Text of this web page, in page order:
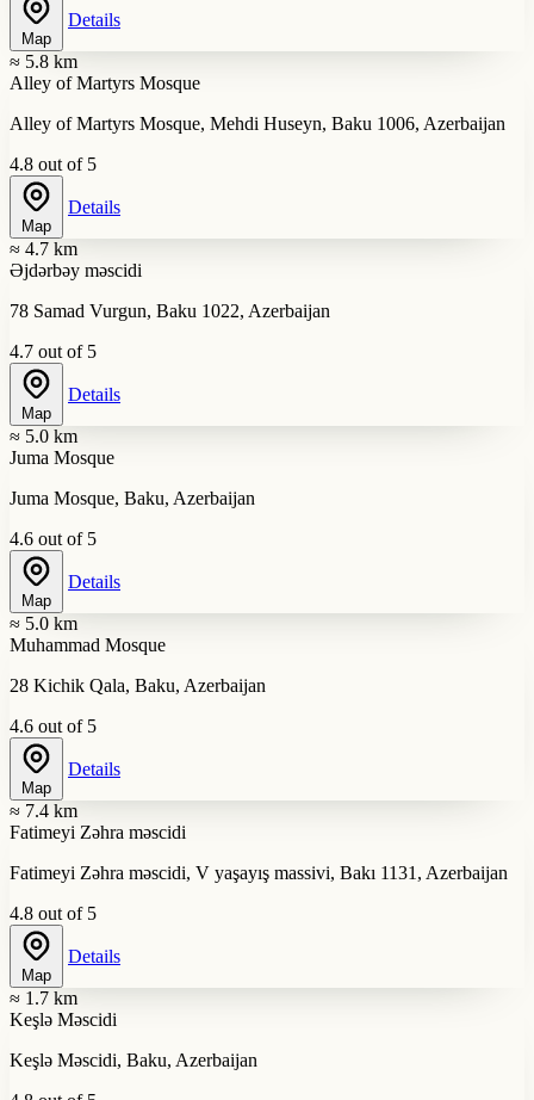
Map
Details
≈ 5.8 km
Alley of Martyrs Mosque
Alley of Martyrs Mosque, Mehdi Huseyn, Baku 1006, Azerbaijan
4.8 out of 5
Map
Details
≈ 4.7 km
Əjdərbəy məscidi
78 Samad Vurgun, Baku 1022, Azerbaijan
4.7 out of 5
Map
Details
≈ 5.0 km
Juma Mosque
Juma Mosque, Baku, Azerbaijan
4.6 out of 5
Map
Details
≈ 5.0 km
Muhammad Mosque
28 Kichik Qala, Baku, Azerbaijan
4.6 out of 5
Map
Details
≈ 7.4 km
Fatimeyi Zəhra məscidi
Fatimeyi Zəhra məscidi, V yaşayış massivi, Bakı 1131, Azerbaijan
4.8 out of 5
Map
Details
≈ 1.7 km
Keşlə Məscidi
Keşlə Məscidi, Baku, Azerbaijan